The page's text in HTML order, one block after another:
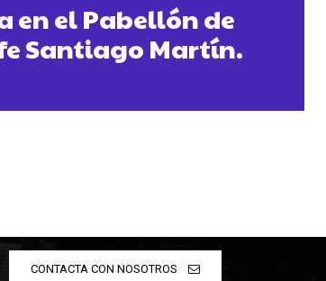
en el Pabellón de
Santiago Martín.
CONTACTA CON NOSOTROS